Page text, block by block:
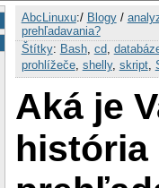
AbcLinuxu:/ Blogy/
prehľadavania?
Štítky: Bash, cd,
prohlížeče, shelly, skript,
Aká je
história